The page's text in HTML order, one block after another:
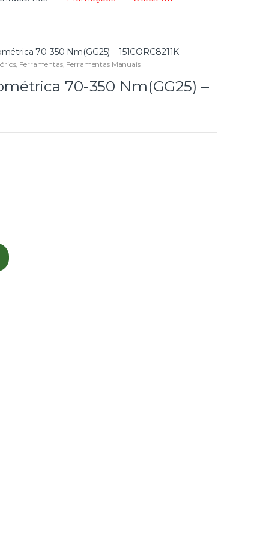
70-350 Nm(GG25) – 151CORC8211K
, Ferramentas, Ferramentas Manuais
70-350 Nm(GG25) –